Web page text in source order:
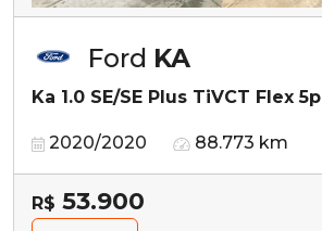
Ford KA
Ka 1.0 SE/SE Plus TiVCT Flex 5p
2020/2020 88.773 km
R$ 53.900